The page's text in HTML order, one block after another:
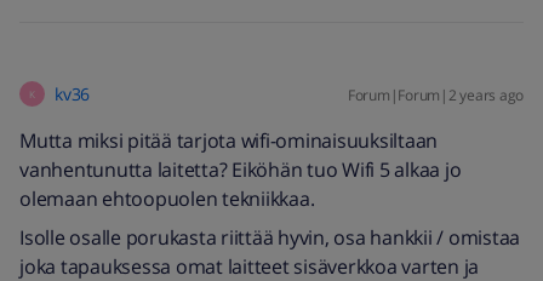
K kv36 Forum|Forum|2 years ago
Mutta miksi pitää tarjota wifi-ominaisuuksiltaan
vanhentunutta laitetta? Eiköhän tuo Wifi 5 alkaa jo
olemaan ehtoopuolen tekniikkaa.
Isolle osalle porukasta riittää hyvin, osa hankkii / omistaa
joka tapauksessa omat laitteet sisäverkkoa varten ja